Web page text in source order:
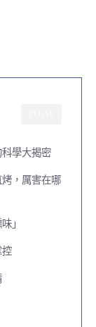
學大揭密
，厲害在哪
」
控